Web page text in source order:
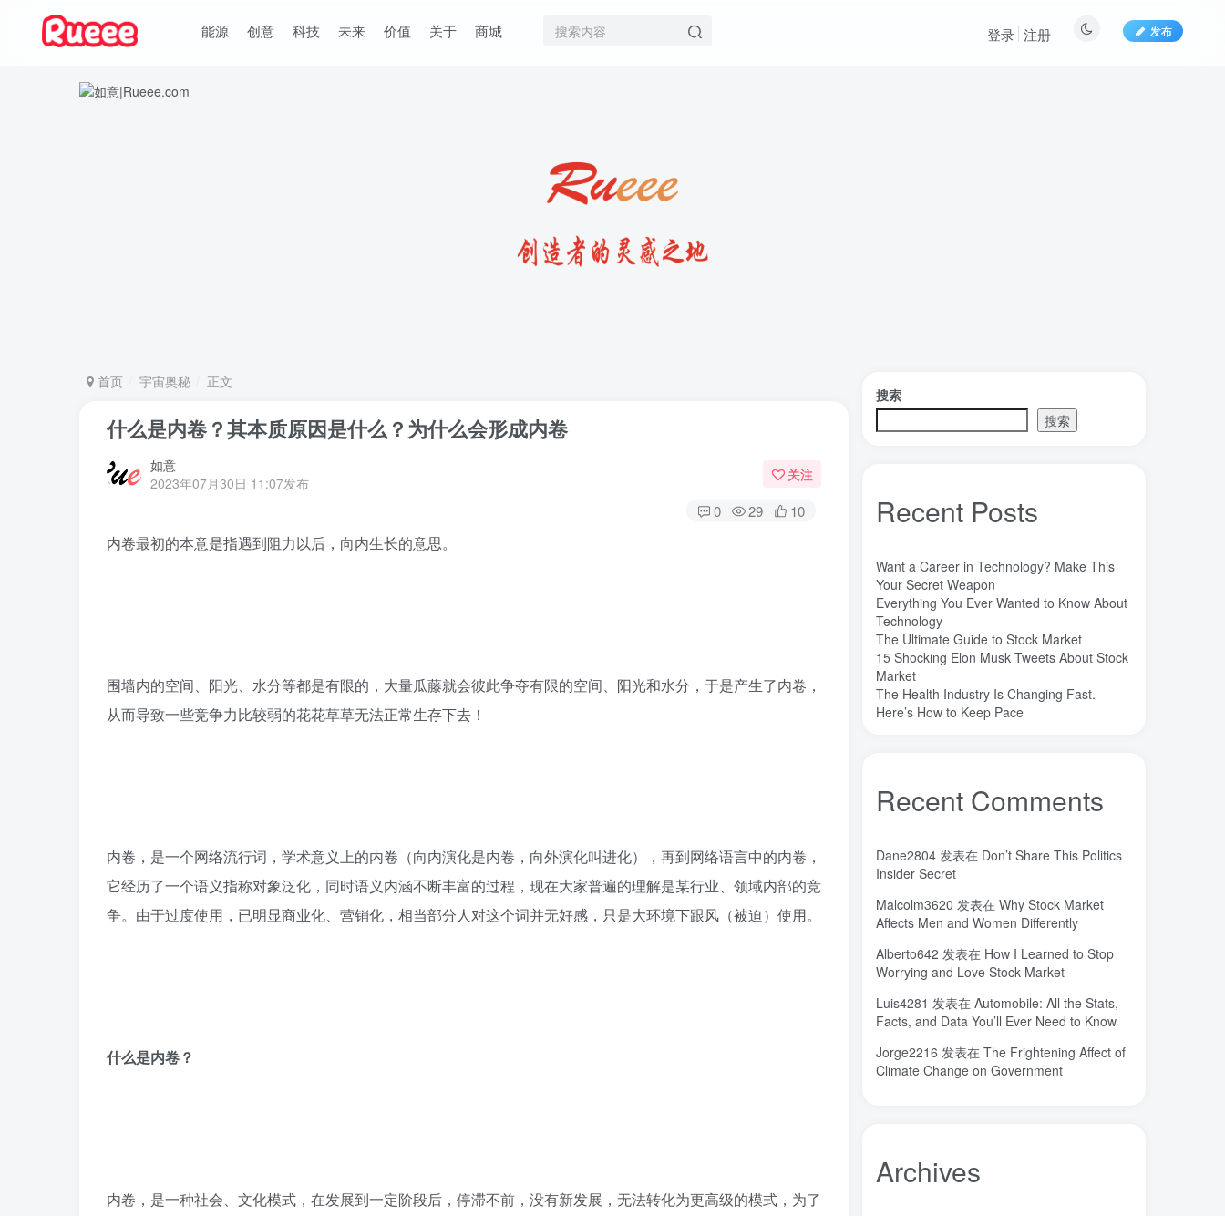
能源 创意 科技 未来 价值 关于 商城 发布
登录 注册
首页 宇宙奥秘 正文
什么是内卷？其本质原因是什么？为什么会形成内卷
如意
2023年07月30日 11:07发布
关注
0 29 10
内卷最初的本意是指遇到阻力以后，向内生长的意思。
围墙内的空间、阳光、水分等都是有限的，大量瓜藤就会彼此争夺有限的空间、阳光和水分，于是产生了内卷，
从而导致一些竞争力比较弱的花花草草无法正常生存下去！
内卷，是一个网络流行词，学术意义上的内卷（向内演化是内卷，向外演化叫进化），再到网络语言中的内卷，
它经历了一个语义指称对象泛化，同时语义内涵不断丰富的过程，现在大家普遍的理解是某行业、领域内部的竞
争。由于过度使用，已明显商业化、营销化，相当部分人对这个词并无好感，只是大环境下跟风（被迫）使用。
什么是内卷？
内卷，是一种社会、文化模式，在发展到一定阶段后，停滞不前，没有新发展，无法转化为更高级的模式，为了
魔法(1) 高熵合金(3) 雷军(3) 陶瓷
达芬奇(1) 超分辨显微成像(2)
苏醒 (1) (1) 自信 (1) 胡良兵 (53)
网盘(0) 经济类(0)
秘密，吸引力法则，纪录片，下载(0)
秘密 (1) 碳离子治疗系统(1) 研究方向
石墨烯储能(1) 石墨烯(20) 真空阀门 (1)
真空系统
潍坊(1) 流动性(1)
宝塔(2) 学术会议(0) 大国崛起(1)
命运(2) 吸引力法则(1) 君临 (1)
原位(35) 南海(2) 北京大学(1)
关键帧 全屏滚动(1)
亿万富翁 (2) 人生 (2) 乐愚分享(0)
stable diffusion(6) notionai(1) notion
搜索
搜索
Recent Posts
Want a Career in Technology? Make This
Your Secret Weapon
Everything You Ever Wanted to Know About
Technology
The Ultimate Guide to Stock Market
15 Shocking Elon Musk Tweets About Stock
Market
The Health Industry Is Changing Fast.
Here’s How to Keep Pace
Recent Comments
Dane2804 发表在 Don’t Share This Politics
Insider Secret
Malcolm3620 发表在 Why Stock Market
Affects Men and Women Differently
Alberto642 发表在 How I Learned to Stop
Worrying and Love Stock Market
Luis4281 发表在 Automobile: All the Stats,
Facts, and Data You’ll Ever Need to Know
Jorge2216 发表在 The Frightening Affect of
Climate Change on Government
Archives